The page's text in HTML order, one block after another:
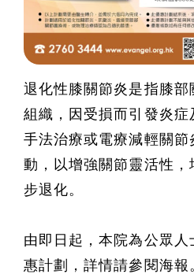
退化性膝關節炎是指膝
組織，因受損而引發炎
手法治療或電療減輕關
動，以增強關節靈活性
步退化。
由即日起，本院為公眾
惠計劃，詳情請參閱海報